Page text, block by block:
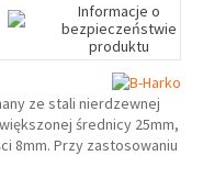
Informacje o
bezpieczeństwie
produktu
ze stali nierdzewnej
średnicy 25mm,
8mm. Przy zastosowaniu